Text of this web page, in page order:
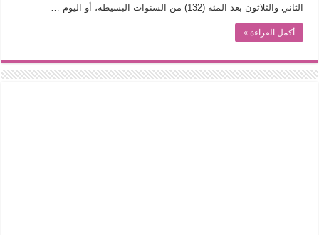
يوم شاهدت زينات صدقي على المسرح وسرحت!
الثاني والثلاثون بعد المئة (132) من السنوات البسيطة، أو اليوم …
أكمل القراءة »